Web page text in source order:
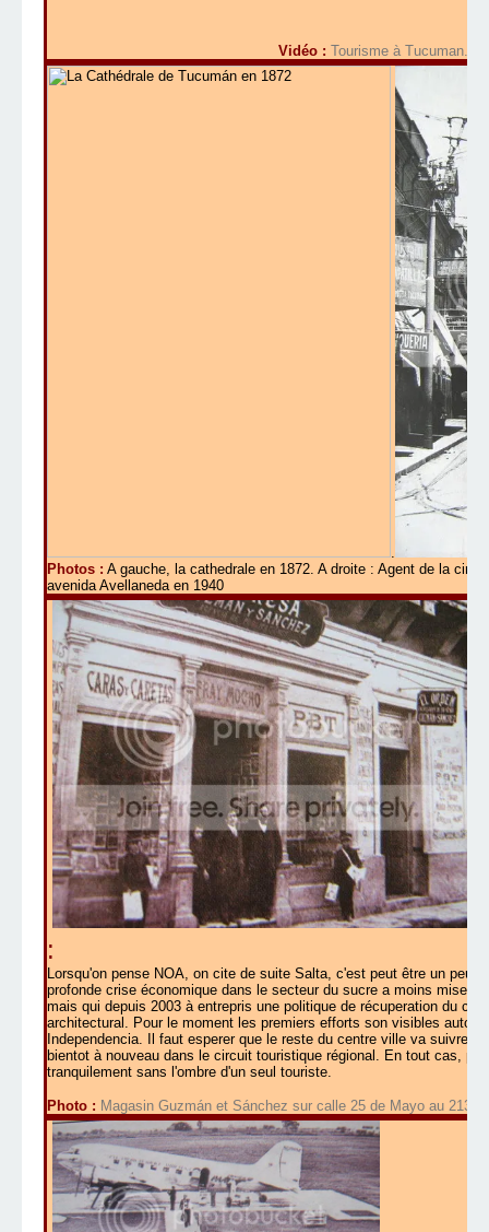
Vidéo : Tourisme à Tucuman.
.
Photos : A gauche, la cathedrale en 1872. A droite : Agent de la
avenida Avellaneda en 1940
:
Lorsqu'on pense NOA, on cite de suite Salta, c'est peut être un peu
profonde crise économique dans le secteur du sucre a moins miser
mais qui depuis 2003 à entrepris une politique de récuperation du
architectural. Pour le moment les premiers efforts son visibles
Independencia. Il faut esperer que le reste du centre ville va suivre
bientot à nouveau dans le circuit touristique régional. En tout cas,
tranquilement sans l'ombre d'un seul touriste.
Photo : Magasin Guzmán et Sánchez sur calle 25 de Mayo au 213.